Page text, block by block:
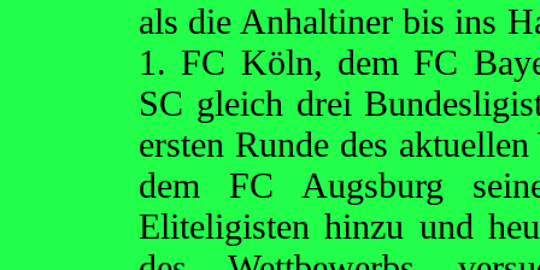
als die Anhaltiner bis ins
1. FC Köln, dem FC
SC gleich drei
ersten Runde des
dem FC Augsburg
Eliteligisten hinzu und